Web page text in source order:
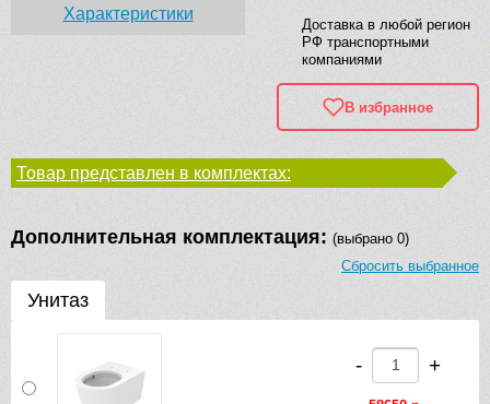
Доставка в любой регион
РФ транспортными
компаниями
В избранное
Характеристики
Товар представлен в комплектах:
Дополнительная комплектация: (выбрано 0)
Сбросить выбранное
Унитаз
- +